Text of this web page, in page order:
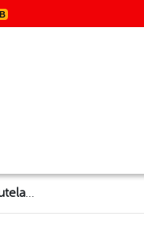
Inscrições dos candidatos ao Conselho Tutelar segue até o dia 28 de abril